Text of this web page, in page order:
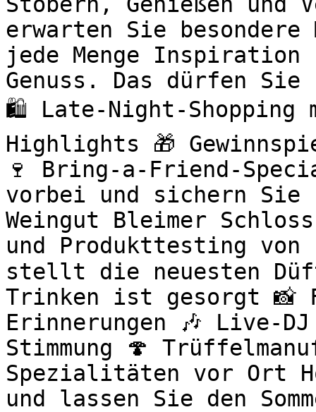
erwarten Sie besondere
jede Menge
Genuss. Das dürfen
🛍️ Late-Night-
Highlights 🎁
🍷 Bring-a-Friend-
vorbei und sichern Sie
Weingut Bleimer
und Produkttesting
stellt die neuesten
Trinken ist gesorgt 📸
Erinnerungen 🎶
Stimmung 🍄
Spezialitäten vor Ort
und lassen Sie den